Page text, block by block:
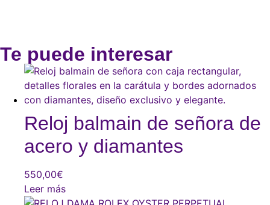
Te puede interesar
Reloj balmain de señora de
acero y diamantes
550,00€
Leer más